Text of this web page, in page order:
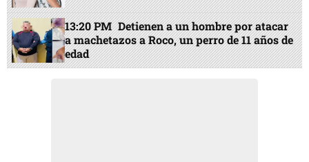
13:20 PM Detienen a un hombre por atacar
a machetazos a Roco, un perro de 11 años de
edad